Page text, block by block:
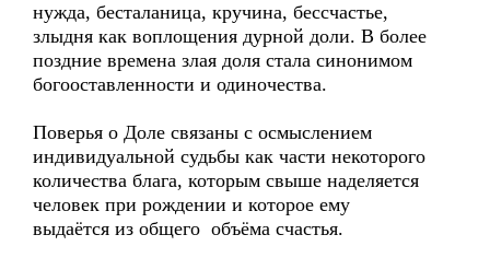
нужда, бесталаница, кручина, бессчастье,
злыдня как воплощения дурной доли. В более
поздние времена злая доля стала синонимом
богооставленности и одиночества.
Поверья о Доле связаны с осмыслением
индивидуальной судьбы как части некоторого
количества блага, которым свыше наделяется
человек при рождении и которое ему
выдаётся из общего объёма счастья.